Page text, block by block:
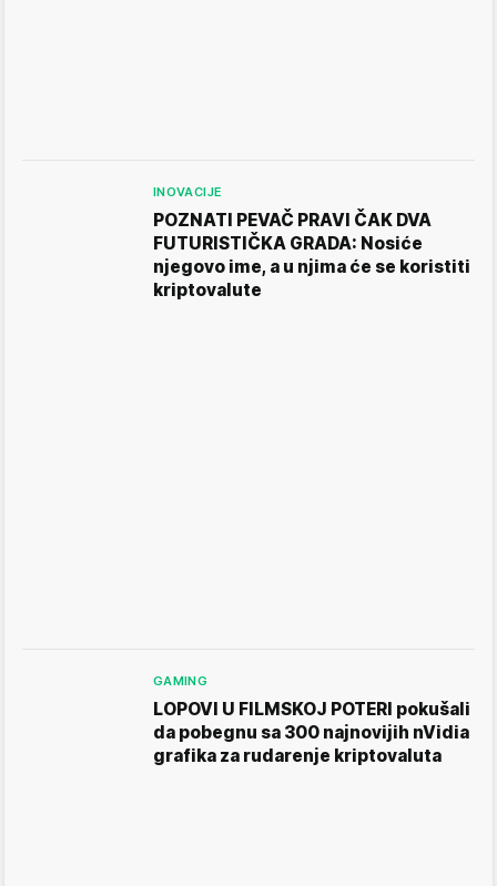
INOVACIJE
POZNATI PEVAČ PRAVI ČAK DVA
FUTURISTIČKA GRADA: Nosiće
njegovo ime, a u njima će se koristiti
kriptovalute
GAMING
LOPOVI U FILMSKOJ POTERI pokušali
da pobegnu sa 300 najnovijih nVidia
grafika za rudarenje kriptovaluta